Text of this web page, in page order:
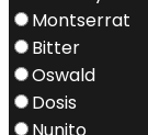
Montserrat
Bitter
Oswald
Dosis
Nunito